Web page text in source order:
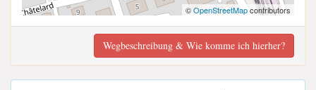
©OpenStreetMapcontributors
Wegbeschreibung & Wie komme ich hierher?